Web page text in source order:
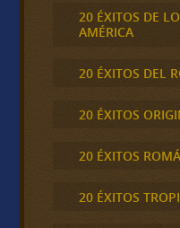
20 ÉXITOS DE
AMÉRICA
20 ÉXITOS DEL
20 ÉXITOS
20 ÉXITOS
20 ÉXITOS